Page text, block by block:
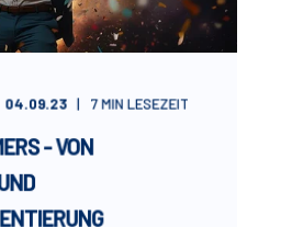
04.09.23 7MIN LESEZEIT
- VON